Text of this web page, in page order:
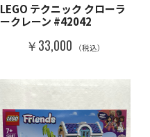
LEGO テクニック クローラ
ークレーン #42042
￥33,000 （税込）